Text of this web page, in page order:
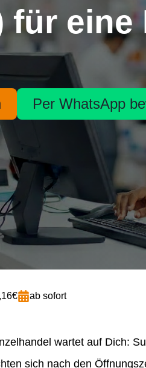
für
Per WhatsApp
ab sofort
wartet auf Dich:
sich nach den